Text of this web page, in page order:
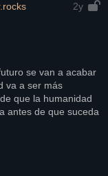
2y
se van a acabar
va a ser más
que la humanidad
antes de que suceda